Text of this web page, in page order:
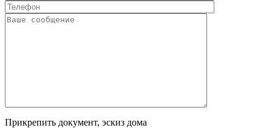
Прикрепить документ, эскиз дома